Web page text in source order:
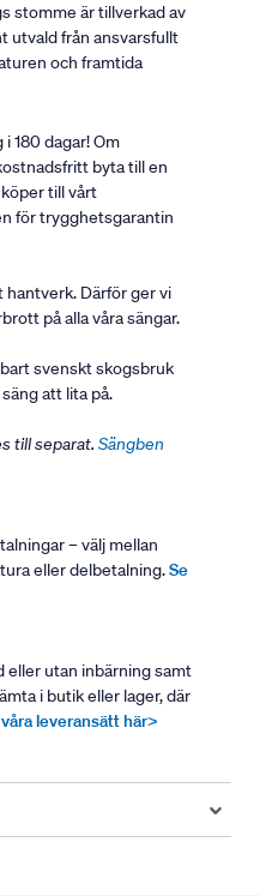
stomme är tillverkad av
utvald från ansvarsfullt
och framtida
180 dagar! Om
byta till en
till vårt
för trygghetsgarantin
hantverk. Därför ger vi
på alla våra sängar.
svenskt skogsbruk
att lita på.
till separat. Sängben
– välj mellan
eller delbetalning.Se
eller utan inbärning samt
i butik eller lager, där
leveransätt här>